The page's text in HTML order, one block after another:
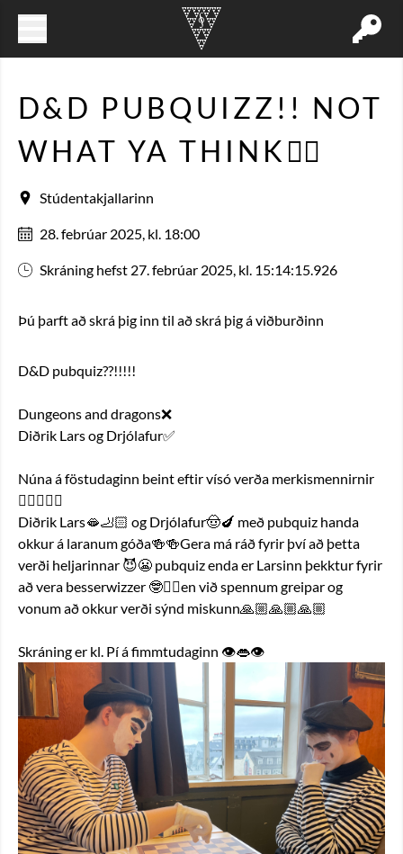
D&D PUBQUIZZ!! NOT
WHAT YA THINK☝🏻
Þú þarft að skrá þig inn til að skrá þig á viðburðinn
Stúdentakjallarinn
28. febrúar 2025, kl. 18:00
Skráning hefst 27. febrúar 2025, kl. 15:14:15.926
D&D pubquiz??!!!!!
Dungeons and dragons❌
Diðrik Lars og Drjólafur✅
Núna á föstudaginn beint eftir vísó verða merkismennirnir
✋🏻🤡🤚🏻
Diðrik Lars🫦🦶🏻 og Drjólafur🤠🍆 með pubquiz handa
okkur á laranum góða🍻🍻Gera má ráð fyrir því að þetta
verði heljarinnar 😈😬 pubquiz enda er Larsinn þekktur fyrir
að vera besserwizzer 🤓☝🏻en við spennum greipar og
vonum að okkur verði sýnd miskunn🙏🏼🙏🏼🙏🏼
Skráning er kl. Pí á fimmtudaginn 👁️👄👁️